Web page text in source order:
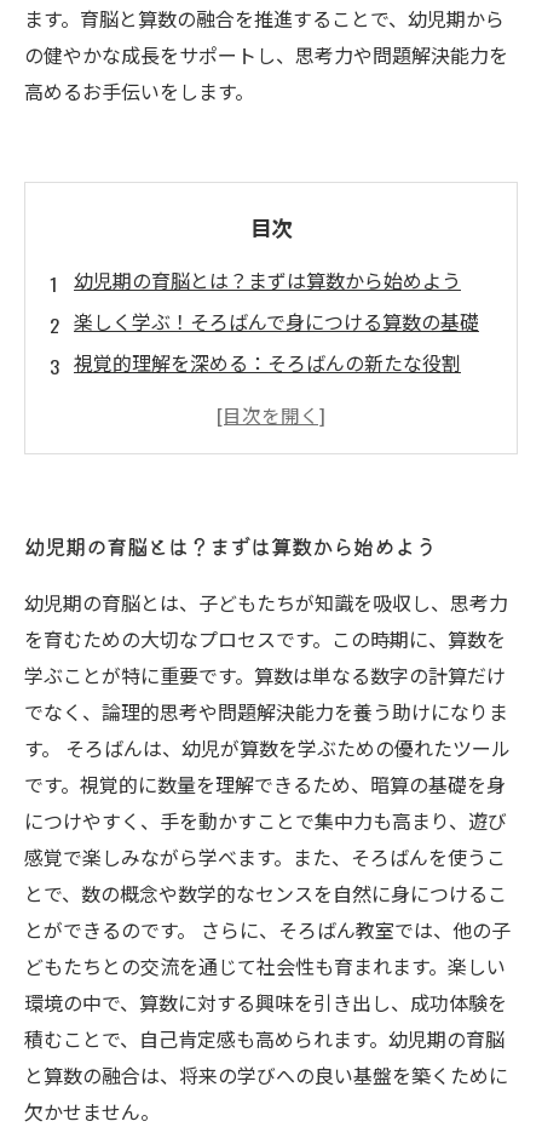
ます。育脳と算数の融合を推進することで、幼児期から
の健やかな成長をサポートし、思考力や問題解決能力を
高めるお手伝いをします。
目次
幼児期の育脳とは？まずは算数から始めよう
楽しく学ぶ！そろばんで身につける算数の基礎
視覚的理解を深める：そろばんの新たな役割
遊びながら育む：集中力と論理的思考の重要性
未来を担う子どもたちへ：育脳と算数の融合が
もたらす影響
幼児期の育脳とは？まずは算数から始めよう
幼児期の育脳とは、子どもたちが知識を吸収し、思考力
を育むための大切なプロセスです。この時期に、算数を
学ぶことが特に重要です。算数は単なる数字の計算だけ
でなく、論理的思考や問題解決能力を養う助けになりま
す。 そろばんは、幼児が算数を学ぶための優れたツール
です。視覚的に数量を理解できるため、暗算の基礎を身
につけやすく、手を動かすことで集中力も高まり、遊び
感覚で楽しみながら学べます。また、そろばんを使うこ
とで、数の概念や数学的なセンスを自然に身につけるこ
とができるのです。 さらに、そろばん教室では、他の子
どもたちとの交流を通じて社会性も育まれます。楽しい
環境の中で、算数に対する興味を引き出し、成功体験を
積むことで、自己肯定感も高められます。幼児期の育脳
と算数の融合は、将来の学びへの良い基盤を築くために
欠かせません。